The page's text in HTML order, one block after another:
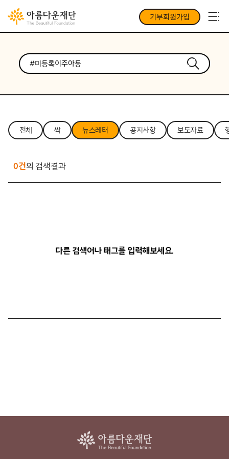
기부회원가입
전체 싹 뉴스레터 공지사항 보도자료
0건의 검색결과
다른 검색어나 태그를 입력해보세요.